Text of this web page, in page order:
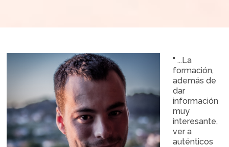
" ...La
formación,
además de
dar
información
muy
interesante,
ver a
auténticos